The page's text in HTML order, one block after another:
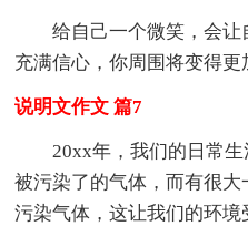
给自己一个微笑，会让
充满信心，你周围将变得更
说明文作文 篇7
20xx年，我们的日常
被污染了的气体，而有很
污染气体，这让我们的环境